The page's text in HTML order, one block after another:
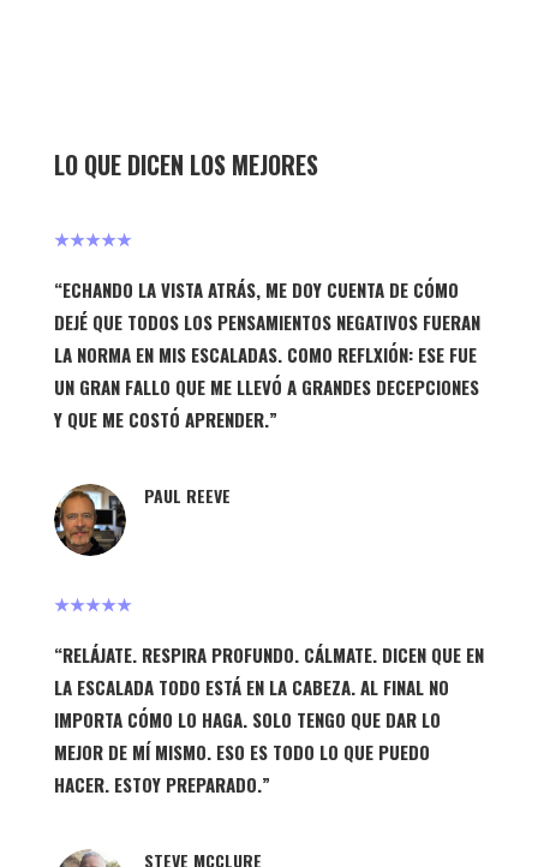
LO QUE DICEN LOS MEJORES
★★★★★
“ECHANDO LA VISTA ATRÁS, ME DOY CUENTA DE CÓMO
DEJÉ QUE TODOS LOS PENSAMIENTOS NEGATIVOS FUERAN
LA NORMA EN MIS ESCALADAS. COMO REFLXIÓN: ESE FUE
UN GRAN FALLO QUE ME LLEVÓ A GRANDES DECEPCIONES
Y QUE ME COSTÓ APRENDER.”
PAUL REEVE
★★★★★
“RELÁJATE. RESPIRA PROFUNDO. CÁLMATE. DICEN QUE EN
LA ESCALADA TODO ESTÁ EN LA CABEZA. AL FINAL NO
IMPORTA CÓMO LO HAGA. SOLO TENGO QUE DAR LO
MEJOR DE MÍ MISMO. ESO ES TODO LO QUE PUEDO
HACER. ESTOY PREPARADO.”
STEVE MCCLURE